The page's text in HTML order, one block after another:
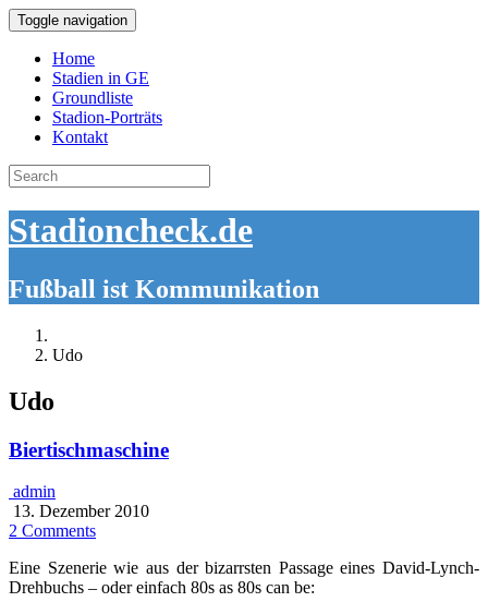
Toggle navigation
Home
Stadien in GE
Groundliste
Stadion-Porträts
Kontakt
Search
for:
Stadioncheck.de
Fußball ist Kommunikation
Udo
Udo
Biertischmaschine
admin
13. Dezember 2010
2 Comments
Eine Szenerie wie aus der bizarrsten Passage eines David-Lynch-
Drehbuchs – oder einfach 80s as 80s can be: